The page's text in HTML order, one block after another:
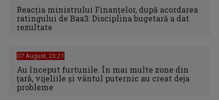
Reacția ministrului Finanțelor, după acordarea
ratingului de Baa3: Disciplina bugetară a dat
rezultate
07 August, 23:21
Au început furtunile. În mai multe zone din
țară, vijeliile și vântul puternic au creat deja
probleme